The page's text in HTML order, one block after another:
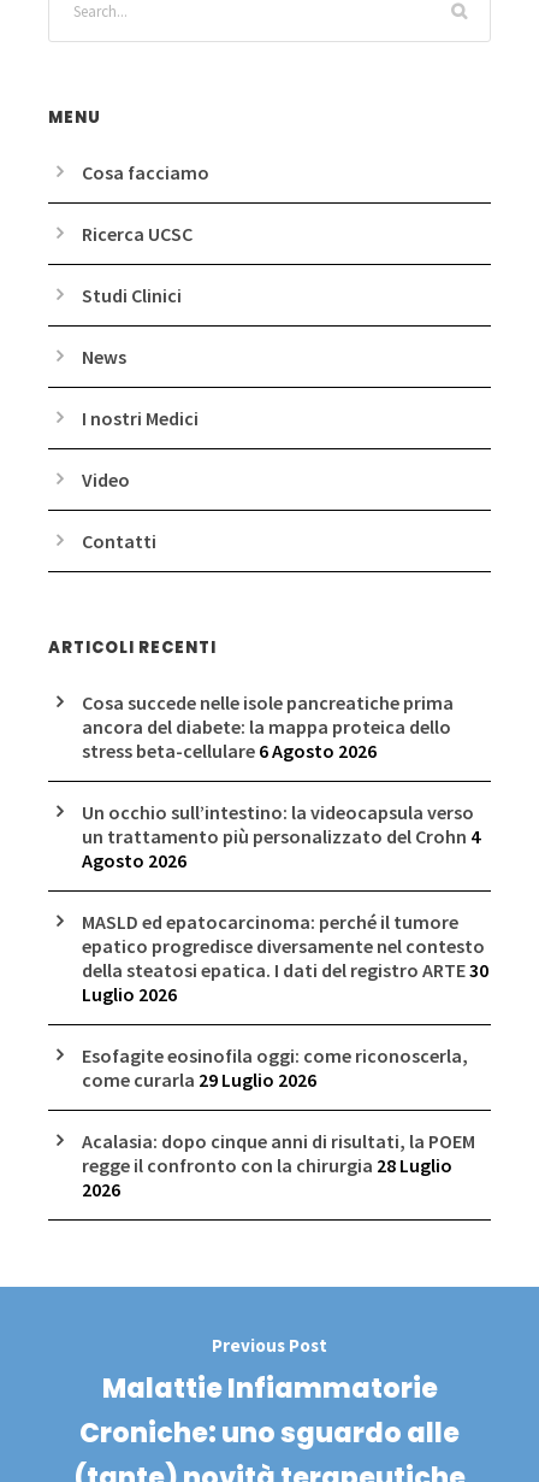
MENU
Cosa facciamo
Ricerca UCSC
Studi Clinici
News
I nostri Medici
Video
Contatti
ARTICOLI RECENTI
Cosa succede nelle isole pancreatiche prima
ancora del diabete: la mappa proteica dello
stress beta-cellulare 6 Agosto 2026
Un occhio sull’intestino: la videocapsula verso
un trattamento più personalizzato del Crohn 4
Agosto 2026
MASLD ed epatocarcinoma: perché il tumore
epatico progredisce diversamente nel contesto
della steatosi epatica. I dati del registro ARTE30
Luglio 2026
Esofagite eosinofila oggi: come riconoscerla,
come curarla 29 Luglio 2026
Acalasia: dopo cinque anni di risultati, la POEM
regge il confronto con la chirurgia 28 Luglio
2026
Previous Post
Malattie Infiammatorie
Croniche: uno sguardo alle